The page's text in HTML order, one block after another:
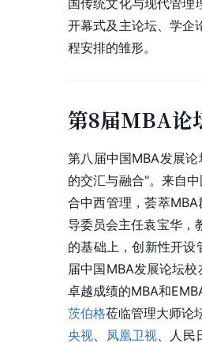
开幕式及主论坛、学企
程安排的雏形。
第8届MBA论
第八届中国MBA发展
的交汇与融合"。来自
合中西管理，荟萃
导委员会主任袁宝华，
的基础上，创新性开
届中国MBA发展论坛
卓越成绩的MBA和
茨伯格莅临管理大师论
央视
凤凰卫视 、人